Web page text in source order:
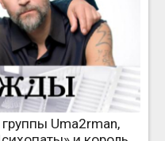
Uma2rman,